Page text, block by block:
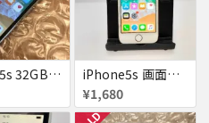
iPhone5s 32GB docomo 画面割れ
iPhone5s 画面割れ
¥1,680